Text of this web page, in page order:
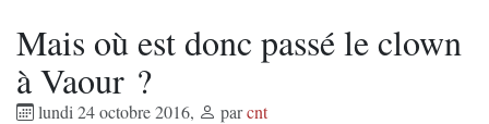
Mais où est donc passé le clown
à Vaour ?
lundi 24 octobre 2016, parcnt